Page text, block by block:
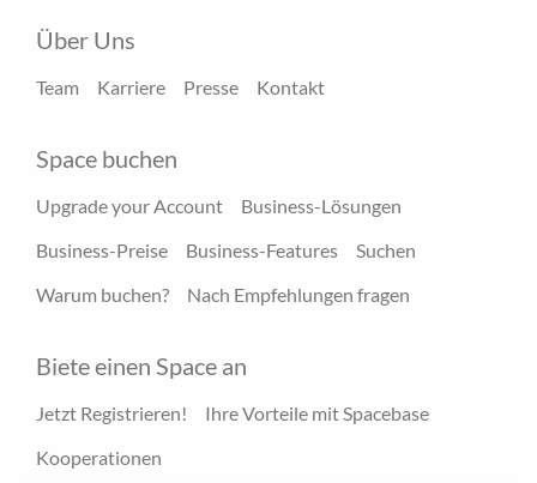
Über Uns
Team Karriere Presse Kontakt
Space buchen
Upgrade your Account
Business-Lösungen
Business-Preise
Business-Features
Suchen
Warum buchen?
Nach Empfehlungen fragen
Biete einen Space an
Jetzt Registrieren!
Ihre Vorteile mit Spacebase
Kooperationen